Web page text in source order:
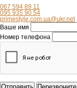
067 594 89 11
095 935 90 54
primestyle.com.ua@ukr.net
Ваше имя
Номер телефона